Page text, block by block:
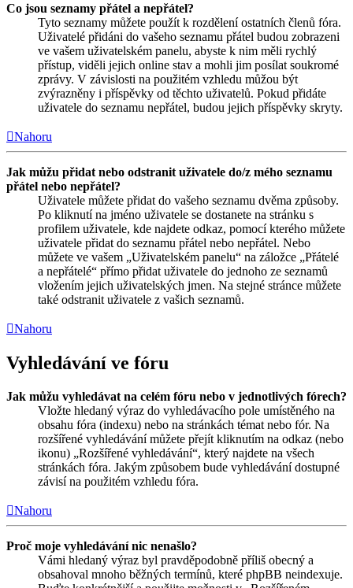
Co jsou seznamy přátel a nepřátel?
Tyto seznamy můžete použít k rozdělení ostatních členů fóra.
Uživatelé přidáni do vašeho seznamu přátel budou zobrazeni
ve vašem uživatelském panelu, abyste k nim měli rychlý
přístup, viděli jejich online stav a mohli jim posílat soukromé
zprávy. V závislosti na použitém vzhledu můžou být
zvýrazněny i příspěvky od těchto uživatelů. Pokud přidáte
uživatele do seznamu nepřátel, budou jejich příspěvky skryty.
Nahoru
Jak můžu přidat nebo odstranit uživatele do/z mého seznamu
přátel nebo nepřátel?
Uživatele můžete přidat do vašeho seznamu dvěma způsoby.
Po kliknutí na jméno uživatele se dostanete na stránku s
profilem uživatele, kde najdete odkaz, pomocí kterého můžete
uživatele přidat do seznamu přátel nebo nepřátel. Nebo
můžete ve vašem „Uživatelském panelu“ na záložce „Přátelé
a nepřátelé“ přímo přidat uživatele do jednoho ze seznamů
vložením jejich uživatelských jmen. Na stejné stránce můžete
také odstranit uživatele z vašich seznamů.
Nahoru
Vyhledávání ve fóru
Jak můžu vyhledávat na celém fóru nebo v jednotlivých fórech?
Vložte hledaný výraz do vyhledávacího pole umístěného na
obsahu fóra (indexu) nebo na stránkách témat nebo fór. Na
rozšířené vyhledávání můžete přejít kliknutím na odkaz (nebo
ikonu) „Rozšířené vyhledávání“, který najdete na všech
stránkách fóra. Jakým způsobem bude vyhledávání dostupné
závisí na použitém vzhledu fóra.
Nahoru
Proč moje vyhledávání nic nenašlo?
Vámi hledaný výraz byl pravděpodobně příliš obecný a
obsahoval mnoho běžných termínů, které phpBB neindexuje.